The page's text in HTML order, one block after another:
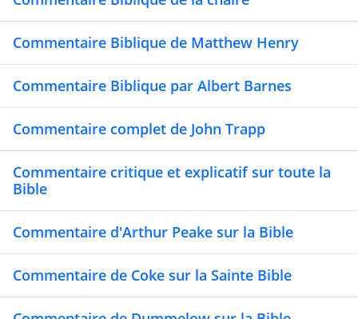
Commentaire Biblique de Matthew Henry
Commentaire Biblique par Albert Barnes
Commentaire complet de John Trapp
Commentaire critique et explicatif sur toute la
Bible
Commentaire d'Arthur Peake sur la Bible
Commentaire de Coke sur la Sainte Bible